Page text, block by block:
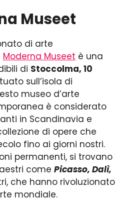
Museet
di arte
Moderna Museet è una
di Stoccolma, 10
sull’isola di
museo d’arte
è considerato
in Scandinavia e
di opere che
fino ai giorni nostri.
permanenti, si trovano
come Picasso, Dalì,
che hanno rivoluzionato
mondiale.